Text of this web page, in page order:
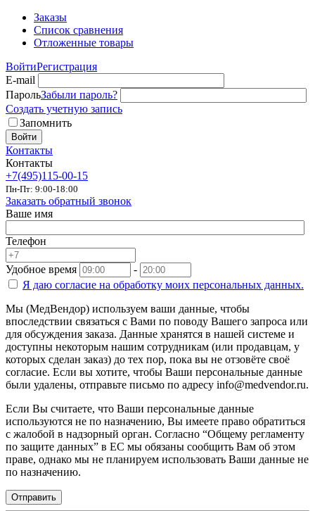
Заказы
Список сравнения
Отложенные товары
ВойтиРегистрация
E-mail
ПарольЗабыли пароль?
Создать учетную запись
Запомнить
Войти
Контакты
Контакты
+7(495)115-00-15
Пн-Пт: 9:00-18:00
Заказать обратный звонок
Ваше имя
Телефон
Удобное время
-
Я даю согласие на обработку моих персональных данных.
Мы (МедВендор) используем ваши данные, чтобы
впоследствии связаться с Вами по поводу Вашего запроса или
для обсуждения заказа. Данные хранятся в нашей системе и
доступны некоторым нашим сотрудникам (или продавцам, у
которых сделан заказ) до тех пор, пока вы не отзовёте своё
согласие. Если вы хотите, чтобы Ваши персональные данные
были удалены, отправьте письмо по адресу info@medvendor.ru.
Если Вы считаете, что Ваши персональные данные
используются не по назначению, Вы имеете право обратиться
с жалобой в надзорный орган. Согласно “Общему регламенту
по защите данных” в ЕС мы обязаны сообщить Вам об этом
праве, однако мы не планируем использовать Ваши данные не
по назначению.
Отправить